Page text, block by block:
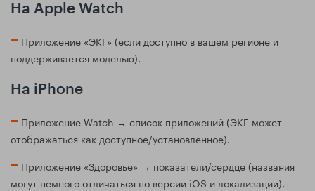
На Apple Watch
Приложение «ЭКГ» (если доступно в вашем регионе и
поддерживается моделью).
На iPhone
Приложение Watch → список приложений (ЭКГ может
отображаться как доступное/установленное).
Приложение «Здоровье» → показатели/сердце (названия
могут немного отличаться по версии iOS и локализации).